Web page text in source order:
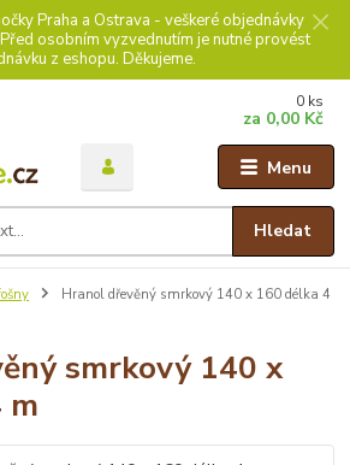
Praha a Ostrava - veškeré objednávky
osobním vyzvednutím je nutné provést
z eshopu. Děkujeme.
Menu
Hledat
0 ks
za 0,00 Kč
Hranol dřevěný smrkový 140 x 160 délka 4
smrkový 140 x
m